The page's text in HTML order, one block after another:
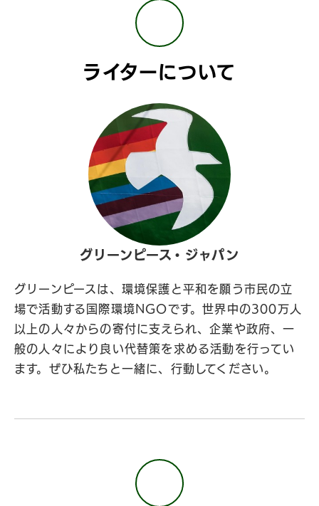
ライターについて
グリーンピース・ジャパン
グリーンピースは、環境保護と平和を願う市民の立
場で活動する国際環境NGOです。世界中の300万人
以上の人々からの寄付に支えられ、企業や政府、一
般の人々により良い代替策を求める活動を行ってい
ます。ぜひ私たちと一緒に、行動してください。